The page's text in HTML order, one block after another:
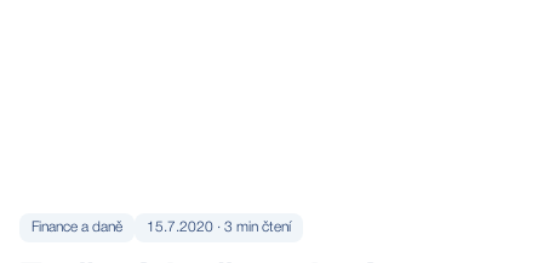
Finance a daně 15.7.2020 · 3 min čtení